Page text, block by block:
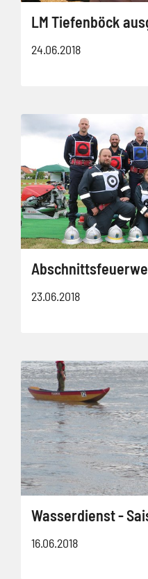
LM Tiefenböck
24.06.2018
23.06.2018
Wasserdienst -
16.06.2018